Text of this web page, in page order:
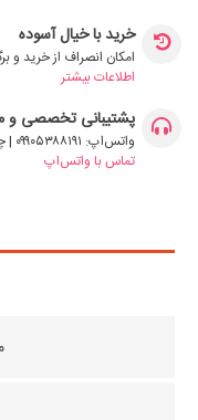
خرید با خیال آسوده
امکان انصراف از خرید و
اطلاعات بیشتر
پشتیبانی تخصصی و
واتس‌اپ: ۰۹۹۰۵۳۸۸۱۹۱ | چت فروشگاه
تماس با واتس‌اپ